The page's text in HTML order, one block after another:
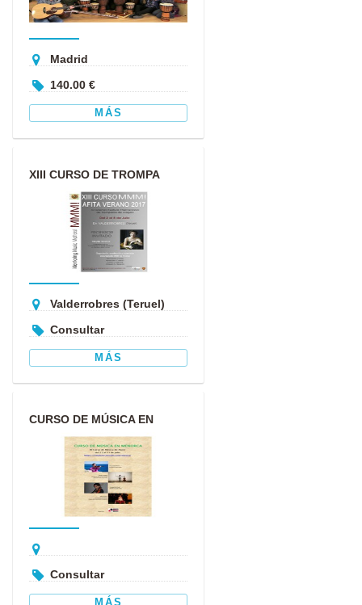
Madrid
140.00 €
MÁS
XIII CURSO DE TROMPA
MMM! & AFITA JULIO 2017
Valderrobres (Teruel)
Consultar
MÁS
CURSO DE MÚSICA EN
MENORCA
Consultar
MÁS